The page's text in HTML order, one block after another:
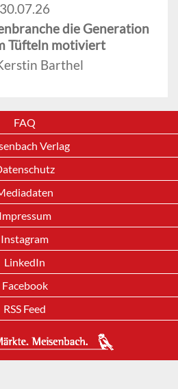
30.07.26
die Generation
Tüfteln motiviert
Barthel
FAQ
Verlag
Impressum
Instagram
LinkedIn
Facebook
RSS Feed